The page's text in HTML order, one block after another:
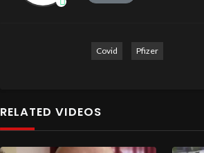
Covid Pfizer
RELATED VIDEOS